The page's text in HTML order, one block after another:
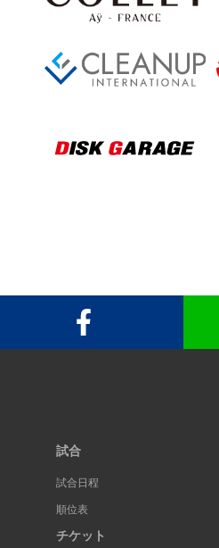
試合
試合日程
順位表
チケット